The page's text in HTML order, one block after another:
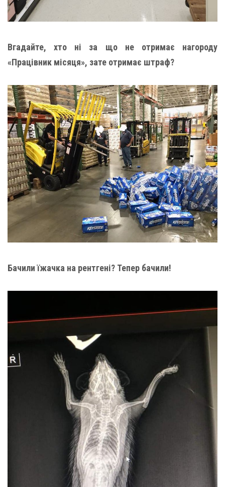
Вгадайте, хто ні за що не отримає нагороду
«Працівник місяця», зате отримає штраф?
Бачили їжачка на рентгені? Тепер бачили!